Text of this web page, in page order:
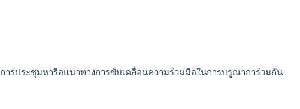
การประชุมหารือแนวทางการขับเคลื่อนความร่วมมือในการบรูณาการ่วมกัน